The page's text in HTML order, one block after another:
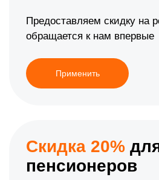
Предоставляем скидку на
обращается к нам впервые
Применить
Скидка 20%
пенсионеров